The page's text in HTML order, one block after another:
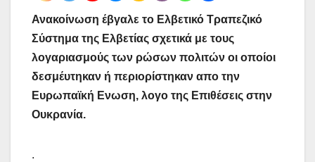
Ανακοίνωση έβγαλε το Ελβετικό Τραπεζικό
Σύστημα της Ελβετίας σχετικά με τους
λογαριασμούς των ρώσων πολιτών οι οποίοι
δεσμέυτηκαν ή περιορίστηκαν απο την
Ευρωπαϊκή Ενωση, λογο της Επιθέσεις στην
Ουκρανία.
.